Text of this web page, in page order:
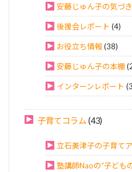
安藤じゅん子の気づき
後援会レポート (4)
お役立ち情報(38)
安藤じゅん子の本棚
インターンレポート
子育てコラム (43)
立石美津子の子育て
塾講師Naoの“子ども